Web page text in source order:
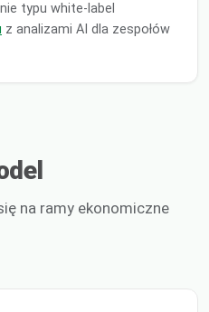
typu white-label
z analizami AI dla zespołów
na ramy ekonomiczne